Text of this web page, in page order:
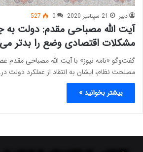
دبیر 21 سپتامبر 2020 0
527
آیت الله مصباحی مقدم: دولت به
مشکلات اقتصادی وضع را بدتر
گفت‌وگو «نامه نیوز» با آیت الله مصباحی
مصلحت نظام، ایشان به انتقاد از عملکرد دولت
بیشتر بخوانید »